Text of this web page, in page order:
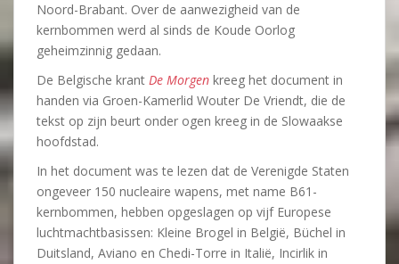
Noord-Brabant. Over de aanwezigheid van de
kernbommen werd al sinds de Koude Oorlog
geheimzinnig gedaan.
De Belgische krant De Morgen kreeg het document in
handen via Groen-Kamerlid Wouter De Vriendt, die de
tekst op zijn beurt onder ogen kreeg in de Slowaakse
hoofdstad.
In het document was te lezen dat de Verenigde Staten
ongeveer 150 nucleaire wapens, met name B61-
kernbommen, hebben opgeslagen op vijf Europese
luchtmachtbasissen: Kleine Brogel in België, Büchel in
Duitsland, Aviano en Chedi-Torre in Italië, Incirlik in